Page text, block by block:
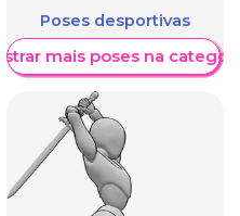
Poses desportivas
mais poses na